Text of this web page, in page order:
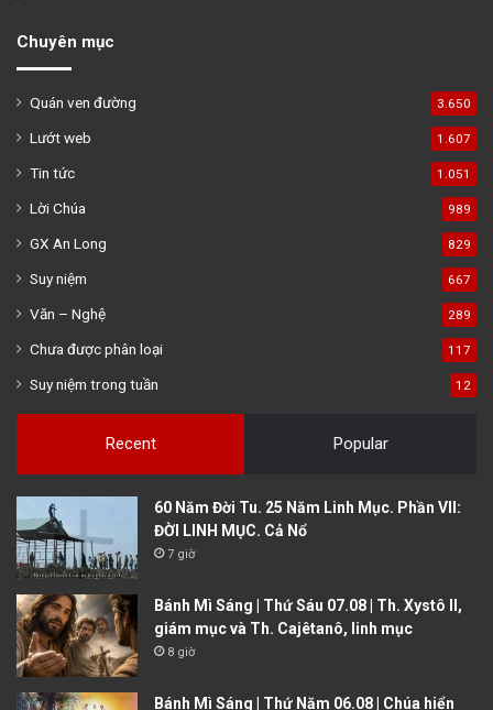
Chuyên mục
Quán ven đường 3.650
Lướt web 1.607
Tin tức 1.051
Lời Chúa 989
GX An Long 829
Suy niệm 667
Văn – Nghệ 289
Chưa được phân loại 117
Suy niệm trong tuần 12
Recent Popular
60 Năm Đời Tu. 25 Năm Linh Mục. Phần VII:
ĐỜI LINH MỤC. Cả Nổ
7 giờ
Bánh Mì Sáng | Thứ Sáu 07.08 | Th. Xystô II,
giám mục và Th. Cajêtanô, linh mục
8 giờ
Bánh Mì Sáng | Thứ Năm 06.08 | Chúa hiển